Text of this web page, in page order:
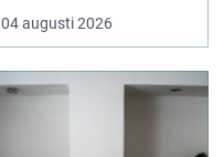
bekvämlighet. Rätt
lösning ökar
slitaget på dörrar och
04 augusti 2026